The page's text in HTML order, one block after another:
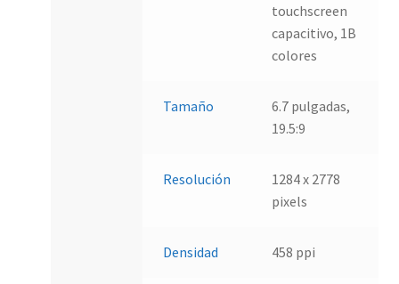
touchscreen
capacitivo, 1B
colores
Tamaño
6.7 pulgadas,
19.5:9
Resolución
1284 x 2778
pixels
Densidad 458 ppi